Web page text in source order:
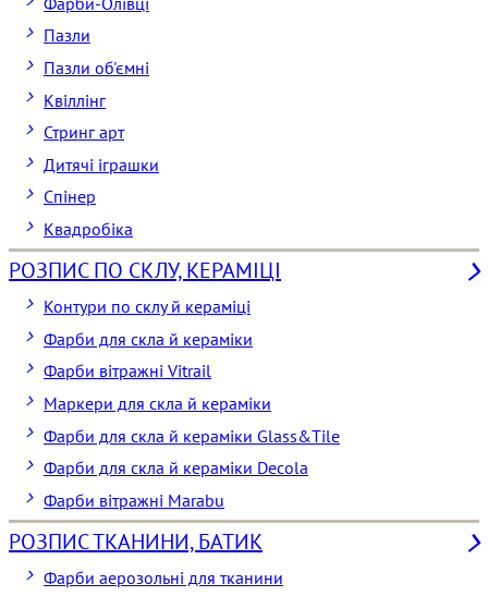
Пазли
Пазли об'ємні
Квіллінг
Стринг арт
Дитячі іграшки
Спінер
Квадробіка
РОЗПИС ПО СКЛУ, КЕРАМІЦІ
Контури по склу й кераміці
Фарби для скла й кераміки
Фарби вітражні Vitrail
Маркери для скла й кераміки
Фарби для скла й кераміки Glass&Tile
Фарби для скла й кераміки Decola
Фарби вітражні Marabu
РОЗПИС ТКАНИНИ, БАТИК
Фарби аерозольні для тканини